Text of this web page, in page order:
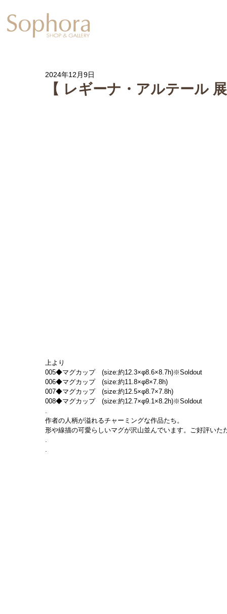
【 レギーナ・アルテール
2024年12月9日
上より
005◆マグカップ　(size:約12.3×φ8.6×8.7h)※Soldout
006◆マグカップ　(size:約11.8×φ8×7.8h)
007◆マグカップ　(size:約12.5×φ8.7×7.8h)
008◆マグカップ　(size:約12.7×φ9.1×8.2h)※Soldout
.
作者の人柄が溢れるチャーミングな作品たち。
形や線描の可愛らしいマグが沢山並んでいます。ご好評い
.
.